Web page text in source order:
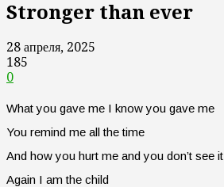
Stronger than ever
28 апреля, 2025
185
0
What you gave me I know you gave me
You remind me all the time
And how you hurt me and you don’t see it
Again I am the child